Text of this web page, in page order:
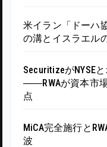
米イラン「ドーハ
の溝とイスラエル
SecuritizeがNYSE
――RWAが資本市
点
MiCA完全施行と
波